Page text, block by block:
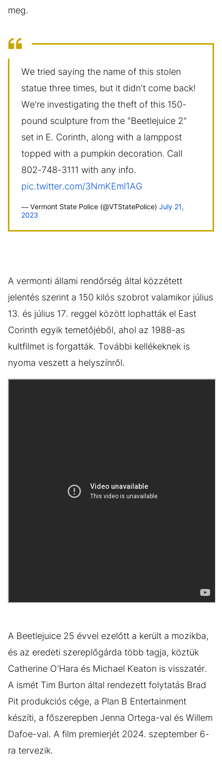
meg.
We tried saying the name of this stolen
statue three times, but it didn't come back!
We're investigating the theft of this 150-
pound sculpture from the "Beetlejuice 2"
set in E. Corinth, along with a lamppost
topped with a pumpkin decoration. Call
802-748-3111 with any info.
pic.twitter.com/3NmKEml1AG
— Vermont State Police (@VTStatePolice) July 21,
2023
A vermonti állami rendőrség által közzétett
jelentés szerint a 150 kilós szobrot valamikor július
13. és július 17. reggel között lophatták el East
Corinth egyik temetőjéből, ahol az 1988-as
kultfilmet is forgatták. További kellékeknek is
nyoma veszett a helyszínről.
A Beetlejuice 25 évvel ezelőtt a került a mozikba,
és az eredeti szereplőgárda több tagja, köztük
Catherine O'Hara és Michael Keaton is visszatér.
A ismét Tim Burton által rendezett folytatás Brad
Pit produkciós cége, a Plan B Entertainment
készíti, a főszerepben Jenna Ortega-val és Willem
Dafoe-val. A film premierjét 2024. szeptember 6-
ra tervezik.